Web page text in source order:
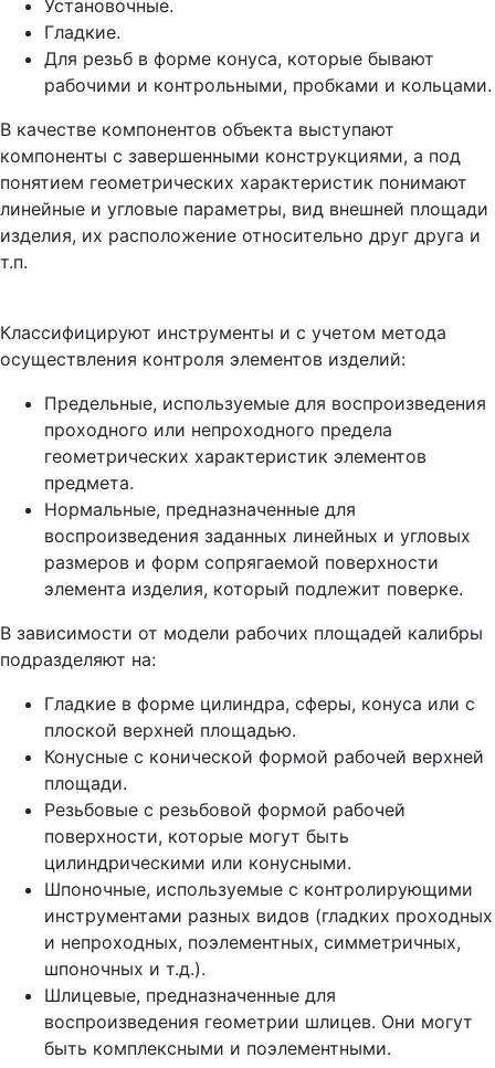
Установочные.
Гладкие.
Для резьб в форме конуса, которые бывают
рабочими и контрольными, пробками и кольцами.
В качестве компонентов объекта выступают
компоненты с завершенными конструкциями, а под
понятием геометрических характеристик понимают
линейные и угловые параметры, вид внешней площади
изделия, их расположение относительно друг друга и
т.п.
Классифицируют инструменты и с учетом метода
осуществления контроля элементов изделий:
Предельные, используемые для воспроизведения
проходного или непроходного предела
геометрических характеристик элементов
предмета.
Нормальные, предназначенные для
воспроизведения заданных линейных и угловых
размеров и форм сопрягаемой поверхности
элемента изделия, который подлежит поверке.
В зависимости от модели рабочих площадей калибры
подразделяют на:
Гладкие в форме цилиндра, сферы, конуса или с
плоской верхней площадью.
Конусные с конической формой рабочей верхней
площади.
Резьбовые с резьбовой формой рабочей
поверхности, которые могут быть
цилиндрическими или конусными.
Шпоночные, используемые с контролирующими
инструментами разных видов (гладких проходных
и непроходных, поэлементных, симметричных,
шпоночных и т.д.).
Шлицевые, предназначенные для
воспроизведения геометрии шлицев. Они могут
быть комплексными и поэлементными.